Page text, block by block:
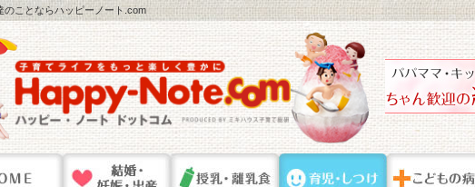
のことならハッピーノート.com